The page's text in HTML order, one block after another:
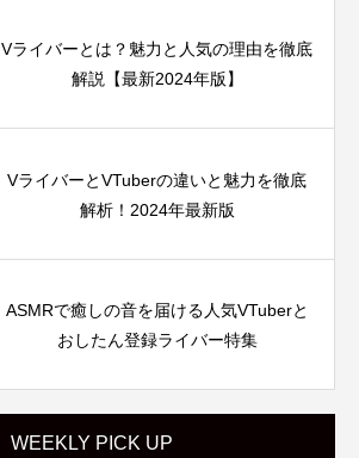
Vライバーとは？魅力と人気の理由を徹底
解説【最新2024年版】
VライバーとVTuberの違いと魅力を徹底
解析！2024年最新版
ASMRで癒しの音を届ける人気VTuberと
おしたん登録ライバー特集
WEEKLY PICK UP